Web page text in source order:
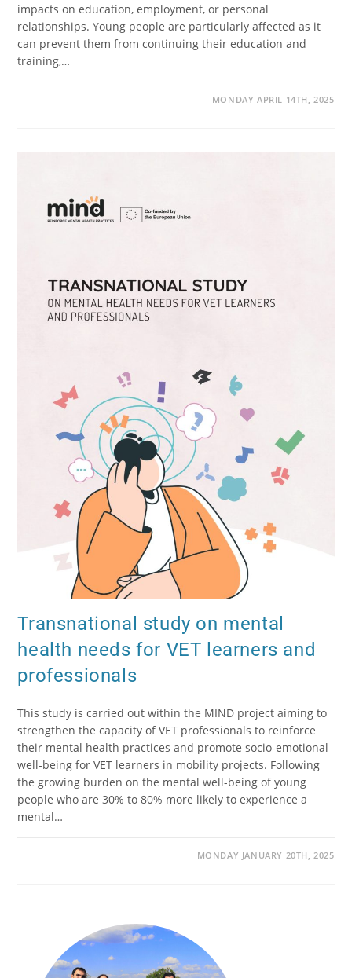
impacts on education, employment, or personal
relationships. Young people are particularly affected as it
can prevent them from continuing their education and
training,…
MONDAY APRIL 14TH, 2025
Transnational study on mental
health needs for VET learners and
professionals
This study is carried out within the MIND project aiming to
strengthen the capacity of VET professionals to reinforce
their mental health practices and promote socio-emotional
well-being for VET learners in mobility projects. Following
the growing burden on the mental well-being of young
people who are 30% to 80% more likely to experience a
mental…
MONDAY JANUARY 20TH, 2025